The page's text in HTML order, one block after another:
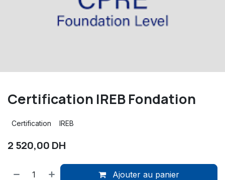
Certification IREB Fondation
Certification IREB
2 520,00 DH
Ajouter au panier